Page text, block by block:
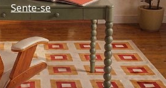
Sente-se